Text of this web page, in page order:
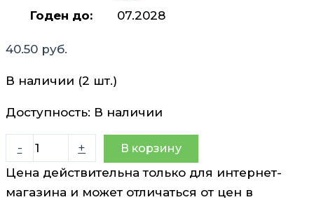
Годен до:
07.2028
40.50 руб.
В наличии (2 шт.)
Доступность: В наличии
-
Количество
товара
Лазурное
+ В корзину
Цена действительна только для интернет-
магазина и может отличаться от цен в